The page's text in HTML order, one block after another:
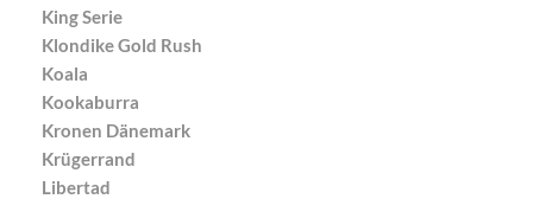
King Serie
Klondike Gold Rush
Koala
Kookaburra
Kronen Dänemark
Krügerrand
Libertad